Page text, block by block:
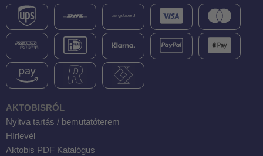
AKTOBISRÓL
Nyitva tartás / bemutatóterem
Hírlevél
Aktobis PDF Katalógus